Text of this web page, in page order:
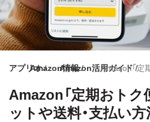
移
動
アプリオAmazon情報Amazon活用ガイド
Amazon「定
Amazon「定期おトク
ットや送料・支払い